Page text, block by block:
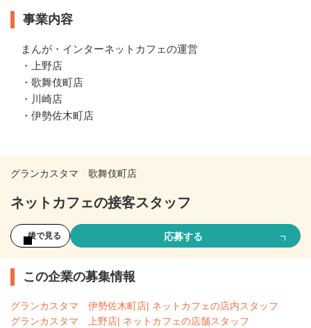
事業内容
まんが・インターネットカフェの運営
・上野店
・歌舞伎町店
・川崎店
・伊勢佐木町店
グランカスタマ 歌舞伎町店
ネットカフェの接客スタッフ
後で見る 応募する
この企業の募集情報
グランカスタマ 伊勢佐木町店| ネットカフェの店内スタッフ
グランカスタマ 上野店| ネットカフェの店舗スタッフ